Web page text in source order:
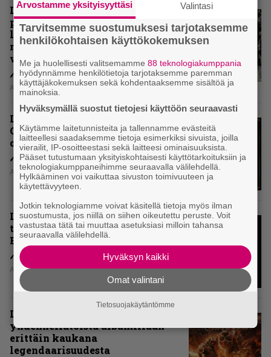
Levyarvio: Coronerin
paluualbumi 32 vuotta edellisen
levytyksen jälkeen ei voi
mitenkään täyttää odotuksia. Vai
voiko?
Aki Nuopponen
Levyarvio: Dirkschneider & The
Old Gang -albumista ei aina tiedä,
onko se tosissaan tehty vai ei
Aki Nuopponen
Levyarvio: Onko Steelbound jo
täydellisintä mahdollista Battle
Beastia?
Aki Nuopponen
Levyarvio: Sabaton on
yhdennellätoista albumillaan
erittäin kaukana
legendaarisuudesta
Arvostamme yksityisyyttäsi Valintasi
Tarvitsemme suostumuksesi tarjotaksemme
henkilökohtaisen käyttökokemuksen
Me ja huolellisesti valitsemamme88 teknologiakumppania
hyödynnämme henkilötietoja tarjotaksemme paremman
käyttäjäkokemuksen sekä kohdentaaksemme sisältöä ja
mainoksia.
Hyväksymällä suostut tietojesi käyttöön seuraavasti
Käytämme laitetunnisteita ja tallennamme evästeitä
laitteellesi saadaksemme tietoja esimerkiksi sivuista, joilla
vierailit, IP-osoitteestasi sekä laitteesi ominaisuuksista.
Pääset tutustumaan yksityiskohtaisesti käyttötarkoituksiin ja
teknologiakumppaneihimme seuraavalla välilehdellä.
Hylkääminen voi vaikuttaa sivuston toimivuuteen ja
käytettävyyteen.
Jotkin teknologiamme voivat käsitellä tietoja myös ilman
suostumusta, jos niillä on siihen oikeutettu peruste. Voit
vastustaa tätä tai muuttaa asetuksiasi milloin tahansa
seuraavalla välilehdellä.
Hyväksyn kaikki
Omat valintani
Tietosuojakäytäntömme